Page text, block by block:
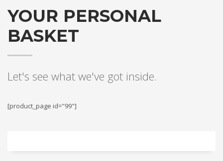
YOUR PERSONAL
BASKET
Let's see what we've got inside.
[product_page id="99"]